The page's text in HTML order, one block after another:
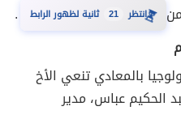
⏳انتظر 20 ثانية لظهور الرابط
.
بالمعادي تنعي الأخ
الحكيم عباس، مدير